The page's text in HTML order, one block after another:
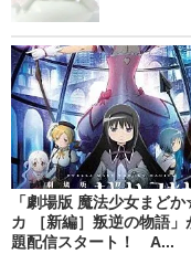
「劇場版 魔法少女まど
カ ［新編］叛逆の物語」
題配信スタート！ A...